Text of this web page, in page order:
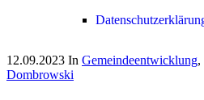
12.09.2023 In Gemeindeentwicklung,
Dombrowski